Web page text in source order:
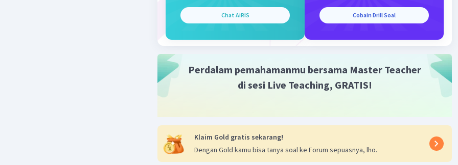
dalam tindakan kekerasan. Namun, penting untuk mengenali dan
yang muncul dari pandangan atau tindakan yang radikal dengan cara
pendidikan, dialog, dan pemberdayaan masyarakat.
Beri Rating·0.0(0) Balas
Chat AiRIS Cobain Drill Soal
Perdalam pemahamanmu bersama Master Teacher
di sesi Live Teaching, GRATIS!
Klaim Gold gratis sekarang!
Dengan Gold kamu bisa tanya soal ke Forum sepuasnya, lho.